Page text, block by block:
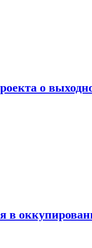
о
в